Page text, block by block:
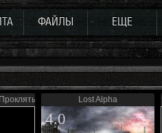
ФАЙЛЫ ЕЩЕ
Зоной Lost Alpha
4.0